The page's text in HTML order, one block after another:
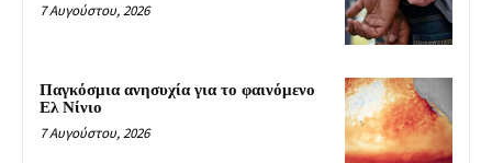
7 Αυγούστου, 2026
Παγκόσμια ανησυχία για το φαινόμενο
Ελ Νίνιο
7 Αυγούστου, 2026